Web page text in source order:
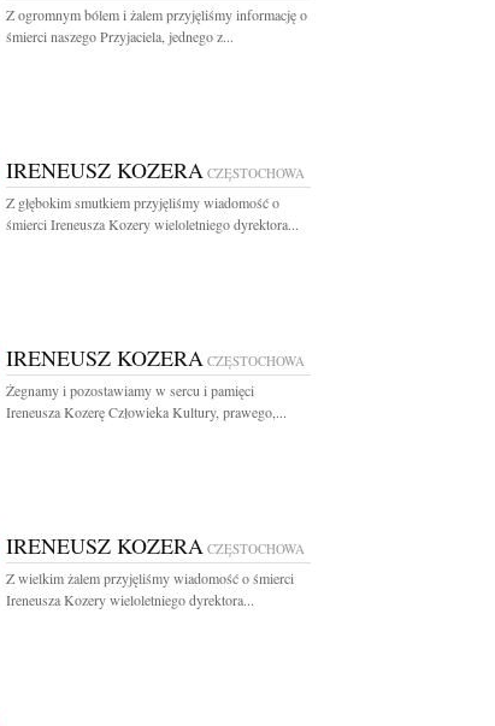
Z ogromnym bólem i żalem przyjęliśmy informację o
śmierci naszego Przyjaciela, jednego z...
IRENEUSZ KOZERA CZĘSTOCHOWA
Z głębokim smutkiem przyjęliśmy wiadomość o
śmierci Ireneusza Kozery wieloletniego dyrektora...
IRENEUSZ KOZERA CZĘSTOCHOWA
Żegnamy i pozostawiamy w sercu i pamięci
Ireneusza Kozerę Człowieka Kultury, prawego,...
IRENEUSZ KOZERA CZĘSTOCHOWA
Z wielkim żalem przyjęliśmy wiadomość o śmierci
Ireneusza Kozery wieloletniego dyrektora...